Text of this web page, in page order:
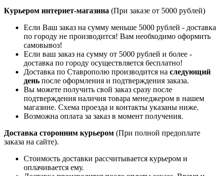
Курьером интернет-магазина (При заказе от 5000 рублей)
Если Ваш заказ на сумму меньше 5000 рублей - доставка
по городу не производится! Вам необходимо оформить
самовывоз!
Если ваш заказ на сумму от 5000 рублей и более -
доставка по городу осуществляется бесплатно!
Доставка по Ставрополю производится на следующий
день после оформления и подтверждения заказа.
Вы можете получить свой заказ сразу после
подтверждения наличия товара менеджером в нашем
магазине. Схема проезда и контакты указаны ниже.
Возможна оплата за заказ в момент получения.
Доставка сторонним курьером (При полной предоплате
заказа на сайте).
Стоимость доставки рассчитывается курьером и
оплачивается ему.